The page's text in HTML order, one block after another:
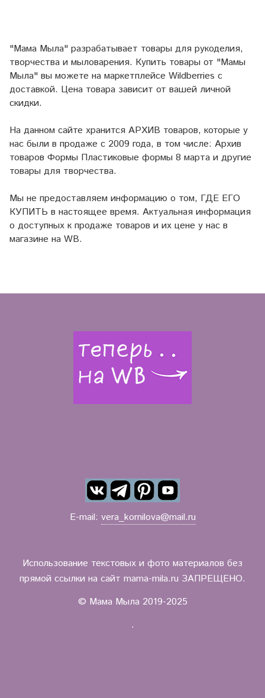
"Мама Мыла" разрабатывает товары для рукоделия,
творчества и мыловарения. Купить товары от "Мамы
Мыла" вы можете на маркетплейсе Wildberries с
доставкой. Цена товара зависит от вашей личной
скидки.
На данном сайте хранится АРХИВ товаров, которые у
нас были в продаже с 2009 года, в том числе: Архив
товаров Формы Пластиковые формы 8 марта и другие
товары для творчества.
Мы не предоставляем информацию о том, ГДЕ ЕГО
КУПИТЬ в настоящее время. Актуальная информация
о доступных к продаже товаров и их цене у нас в
магазине на WB.
E-mail: vera_kornilova@mail.ru
Использование текстовых и фото материалов без
прямой ссылки на сайт mama-mila.ru ЗАПРЕЩЕНО.
© Мама Мыла 2019-2025
.